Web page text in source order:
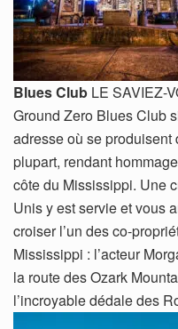
Blues Club LE SAVIEZ-
Ground Zero Blues Club
adresse où se
plupart, rendant
côte du Mississippi. Une
Unis y est servie et vous
croiser l’un des co-
Mississippi : l’acteur
la route des Ozark
l’incroyable dédale des